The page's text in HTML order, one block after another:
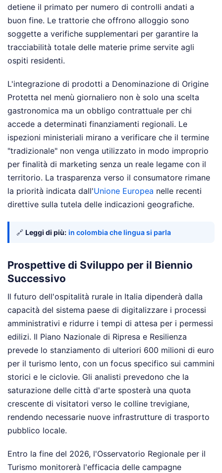
detiene il primato per numero di controlli andati a
buon fine. Le trattorie che offrono alloggio sono
soggette a verifiche supplementari per garantire la
tracciabilità totale delle materie prime servite agli
ospiti residenti.
L'integrazione di prodotti a Denominazione di Origine
Protetta nel menù giornaliero non è solo una scelta
gastronomica ma un obbligo contrattuale per chi
accede a determinati finanziamenti regionali. Le
ispezioni ministeriali mirano a verificare che il termine
"tradizionale" non venga utilizzato in modo improprio
per finalità di marketing senza un reale legame con il
territorio. La trasparenza verso il consumatore rimane
la priorità indicata dall'Unione Europea nelle recenti
direttive sulla tutela delle indicazioni geografiche.
🔗 Leggi di più: in colombia che lingua si parla
Prospettive di Sviluppo per il Biennio
Successivo
Il futuro dell'ospitalità rurale in Italia dipenderà dalla
capacità del sistema paese di digitalizzare i processi
amministrativi e ridurre i tempi di attesa per i permessi
edilizi. Il Piano Nazionale di Ripresa e Resilienza
prevede lo stanziamento di ulteriori 600 milioni di euro
per il turismo lento, con un focus specifico sui cammini
storici e le ciclovie. Gli analisti prevedono che la
saturazione delle città d'arte sposterà una quota
crescente di visitatori verso le colline trevigiane,
rendendo necessarie nuove infrastrutture di trasporto
pubblico locale.
Entro la fine del 2026, l'Osservatorio Regionale per il
Turismo monitorerà l'efficacia delle campagne